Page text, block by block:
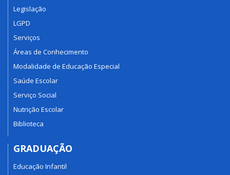
Legislação
LGPD
Serviços
Áreas de Conhecimento
Modalidade de Educação Especial
Saúde Escolar
Serviço Social
Nutrição Escolar
Biblioteca
GRADUAÇÃO
Educação Infantil